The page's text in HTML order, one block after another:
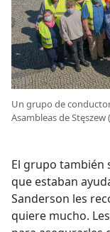
Un grupo de
Asambleas de Stęszew
El grupo también
que estaban
Sanderson les
quiere mucho.